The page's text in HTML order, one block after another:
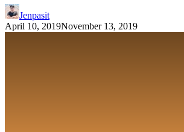
Jenpasit
April 10, 2019November 13, 2019